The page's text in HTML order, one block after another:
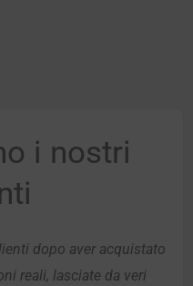
i nostri
dopo aver acquistato
reali, lasciate da veri